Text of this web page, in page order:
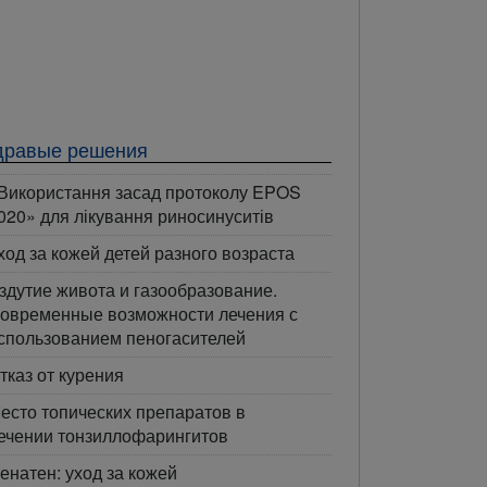
решения
засад протоколу EPOS
для лікування риносинуситів
за кожей детей разного возраста
живота и газообразование.
возможности лечения с
пеногасителей
от курения
топических препаратов в
тонзиллофарингитов
уход за кожей